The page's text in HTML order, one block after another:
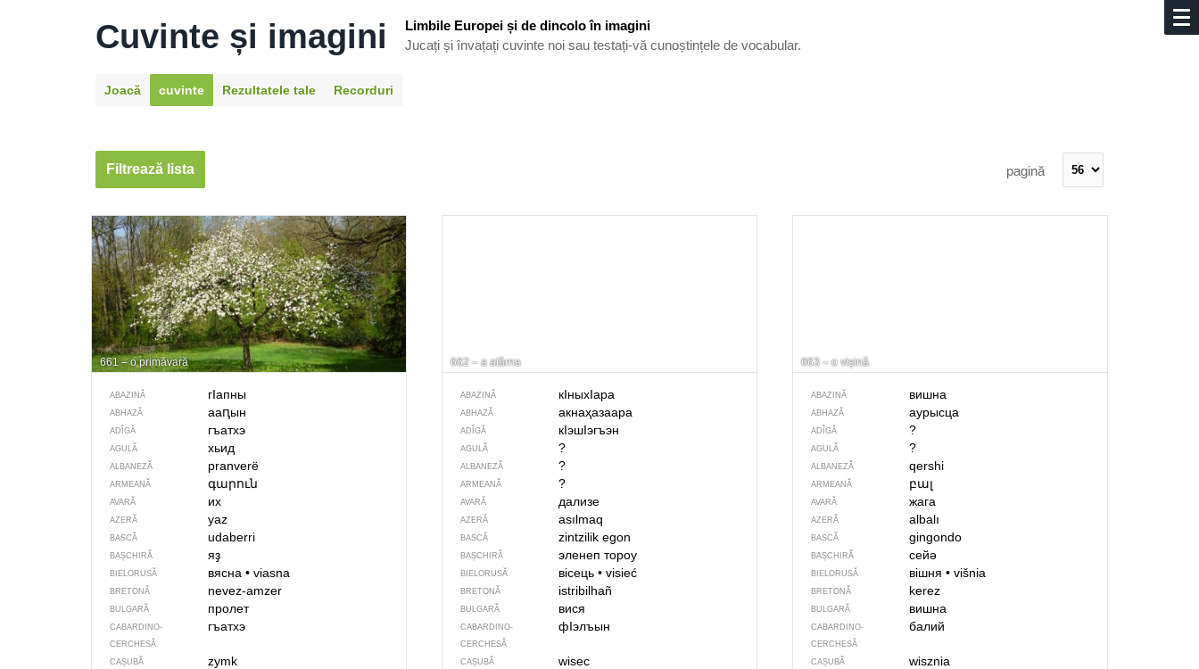
Cuvinte și imagini
Limbile Europei și de dincolo în imagini
Jucați și învațați cuvinte noi sau testați-vă cunoștințele de vocabular.
Joacă cuvinte Rezultatele tale Recorduri
Filtrează lista pagină
661 – o primăvară
ABAZINĂ гIапны
ABHAZĂ ааԥын
ADÎGĂ гъатхэ
AGULĂ хьид
ALBANEZĂ pranverë
ARMEANĂ գարուն
AVARĂ их
AZERĂ yaz
BASCĂ udaberri
BAȘCHIRĂ яҙ
BIELORUSĂ вясна •viasna
BRETONĂ nevez-amzer
BULGARĂ пролет
CABARDINO-
CERCHESĂ
гъатхэ
CAȘUBĂ zymk
662 – a atârna
ABAZINĂ кIныхIара
ABHAZĂ акнаҳазаара
ADÎGĂ кIэшIэгъэн
AGULĂ ?
ALBANEZĂ ?
ARMEANĂ ?
AVARĂ дализе
AZERĂ asılmaq
BASCĂ zintzilik egon
BAȘCHIRĂ эленеп тороу
BIELORUSĂ вісець • visieć
BRETONĂ istribilhañ
BULGARĂ вися
CABARDINO-
CERCHESĂ
фIэлъын
CAȘUBĂ wisec
663 – o vișină
ABAZINĂ вишна
ABHAZĂ аурысца
ADÎGĂ ?
AGULĂ ?
ALBANEZĂ qershi
ARMEANĂ բալ
AVARĂ жага
AZERĂ albalı
BASCĂ gingondo
BAȘCHIRĂ сейә
BIELORUSĂ вішня• višnia
BRETONĂ kerez
BULGARĂ вишна
CABARDINO-
CERCHESĂ
балий
CAȘUBĂ wisznia